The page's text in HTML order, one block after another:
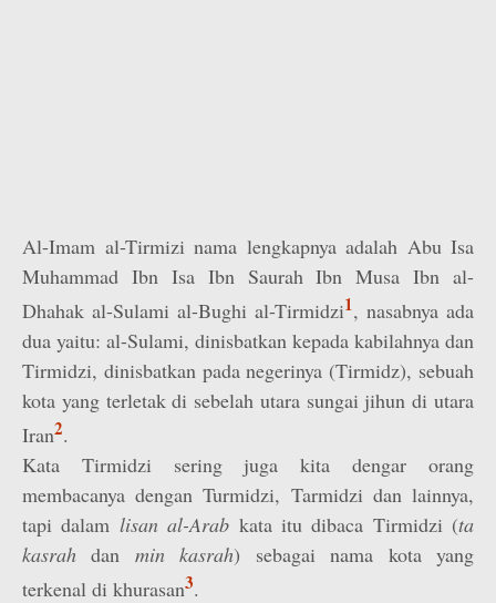
Al-Imam al-Tirmizi nama lengkapnya adalah Abu Isa
Muhammad Ibn Isa Ibn Saurah Ibn Musa Ibn al-
Dhahak al-Sulami al-Bughi al-Tirmidzi1, nasabnya ada
dua yaitu: al-Sulami, dinisbatkan kepada kabilahnya dan
Tirmidzi, dinisbatkan pada negerinya (Tirmidz), sebuah
kota yang terletak di sebelah utara sungai jihun di utara
Iran2.
Kata Tirmidzi sering juga kita dengar orang
membacanya dengan Turmidzi, Tarmidzi dan lainnya,
tapi dalam lisan al-Arab kata itu dibaca Tirmidzi (ta
kasrahdan min kasrah) sebagai nama kota yang
terkenal di khurasan3.